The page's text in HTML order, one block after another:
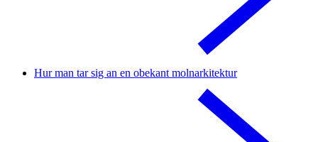
Hur man tar sig an en obekant molnarkitektur